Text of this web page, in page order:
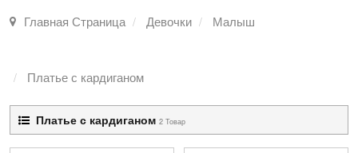
Главная Страница Девочки Малыш
Платье с кардиганом
Платье с кардиганом 2 Товар